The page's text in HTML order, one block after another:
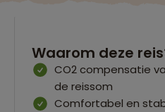
Waarom deze
CO2 compensatie
de reissom
Comfortabel en